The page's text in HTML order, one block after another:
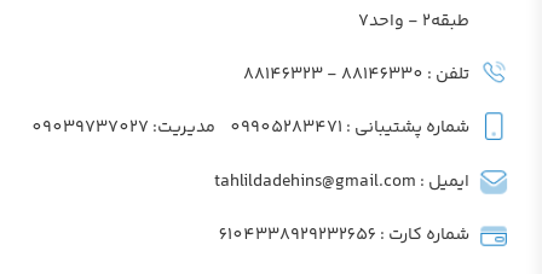
طبقه2 - واحد7
تلفن : 88146330 - 88146323
شماره پشتیبانی : 09905283471 مدیریت: 09039737027
ایمیل : tahlildadehins@gmail.com
شماره کارت : 6104338929232656